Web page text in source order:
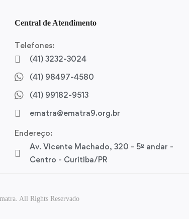
Central de Atendimento
Telefones:
(41) 3232-3024
(41) 98497-4580
(41) 99182-9513
ematra@ematra9.org.br
Endereço:
Av. Vicente Machado, 320 - 5º andar -
Centro - Curitiba/PR
All Rights Reservado